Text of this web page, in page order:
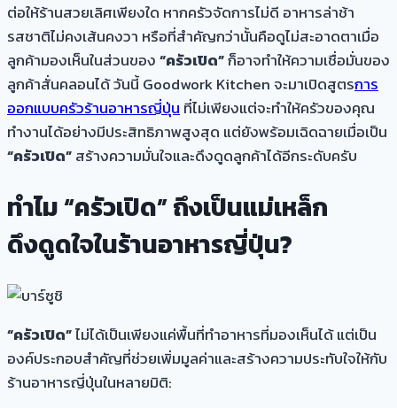
ต่อให้ร้านสวยเลิศเพียงใด หากครัวจัดการไม่ดี อาหารล่าช้า
รสชาติไม่คงเส้นคงวา หรือที่สำคัญกว่านั้นคือดูไม่สะอาดตาเมื่อ
ลูกค้ามองเห็นในส่วนของ“ครัวเปิด”ก็อาจทำให้ความเชื่อมั่นของ
ลูกค้าสั่นคลอนได้ วันนี้ Goodwork Kitchen จะมาเปิดสูตรการ
ออกแบบครัวร้านอาหารญี่ปุ่น ที่ไม่เพียงแต่จะทำให้ครัวของคุณ
ทำงานได้อย่างมีประสิทธิภาพสูงสุด แต่ยังพร้อมเฉิดฉายเมื่อเป็น
“ครัวเปิด”สร้างความมั่นใจและดึงดูดลูกค้าได้อีกระดับครับ
ทำไม “ครัวเปิด” ถึงเป็นแม่เหล็ก
ดึงดูดใจในร้านอาหารญี่ปุ่น?
“ครัวเปิด”ไม่ได้เป็นเพียงแค่พื้นที่ทำอาหารที่มองเห็นได้ แต่เป็น
องค์ประกอบสำคัญที่ช่วยเพิ่มมูลค่าและสร้างความประทับใจให้กับ
ร้านอาหารญี่ปุ่นในหลายมิติ: